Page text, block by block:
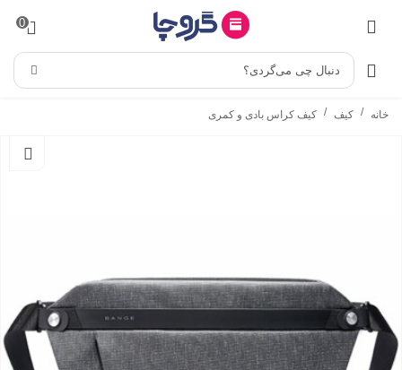
0
دنبال چی می‌گردی؟
خانه / کیف / کیف کراس بادی و کمری